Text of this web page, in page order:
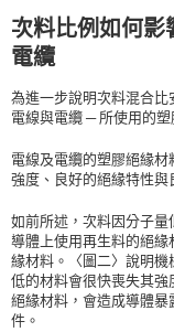
次料比例如何
電纜
為進一步說明次料混合
電線與電纜 ─ 所使用的
電線及電纜的塑膠絕緣
強度、良好的絕緣特性
如前所述，次料因分子
導體上使用再生料的絕
緣材料。〈圖二〉說明
低的材料會很快喪失其
絕緣材料，會造成導體
件。